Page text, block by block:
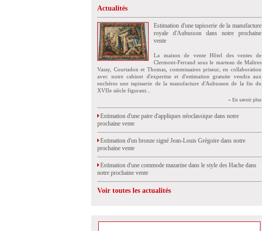
Actualités
Estimation d'une tapisserie de la manufacture
royale d'Aubusson dans notre prochaine
vente
La maison de vente Hôtel des ventes de
Clermont-Ferrand sous le marteau de Maîtres
Vassy, Courtadon et Thomas, commissaires priseur, en collaboration
avec notre cabinet d'expertise et d'estimation gratuite vendra aux
enchères une tapisserie de la manufacture d'Aubusson de la fin du
XVIIe siècle figurant...
» En savoir plus
Estimation d'une paire d'appliques néoclassique dans notre
prochaine vente
Estimation d'un bronze signé Jean-Louis Grégoire dans notre
prochaine vente
Estimation d'une commode mazarine dans le style des Hache dans
notre prochaine vente
Voir toutes les actualités